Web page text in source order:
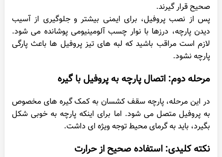
صحیح قرار گیرند.
پس از نصب پروفیل، برای ایمنی بیشتر و جلوگیری از آسیب
دیدن پارچه، درزها با نوار چسب آلومینیومی پوشانده می شود.
لازم است مراقب باشید که لبه های تیز پروفیل ها باعث پارگی
پارچه نشود.
مرحله دوم: اتصال پارچه به پروفیل با گیره
در این مرحله، پارچه سقف کشسان به کمک گیره های مخصوص
به پروفیل متصل می شود. اما برای اینکه پارچه به خوبی شکل
بگیرد، باید به گرمای محیط توجه ویژه ای داشت.
نکته کلیدی: استفاده صحیح از حرارت